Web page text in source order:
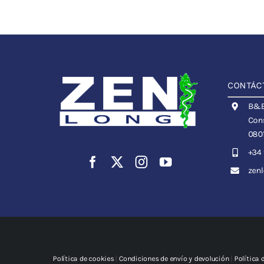
+34
Política de cookies|Condiciones de envío y devolución| Política